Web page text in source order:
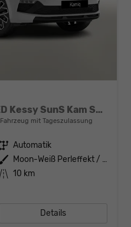
Selection DSG Selec LED Kessy SunS Kam SHZ Temp PDC
Fahrzeug mit Tageszulassung
Getriebe Automatik
Außenfarbe
Moon-Weiß Perleffekt / Dach in B
Kilometerstand 10 km
Details